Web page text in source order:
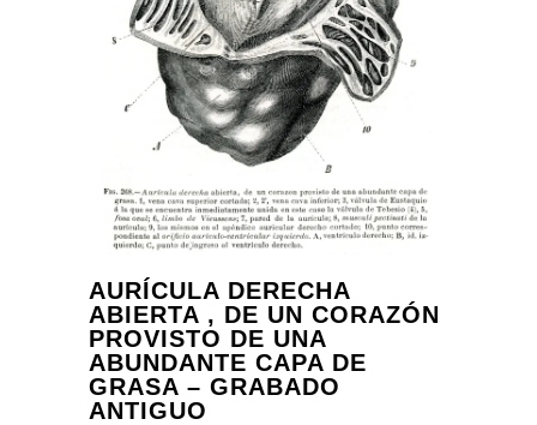
AURÍCULA DERECHA
ABIERTA , DE UN CORAZÓN
PROVISTO DE UNA
ABUNDANTE CAPA DE
GRASA – GRABADO
ANTIGUO